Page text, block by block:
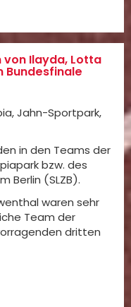
Ilayda, Lotta
Bundesfinale
Jahn-Sportpark,
in den Teams der
bzw. des
Berlin (SLZB).
waren sehr
Team der
dritten